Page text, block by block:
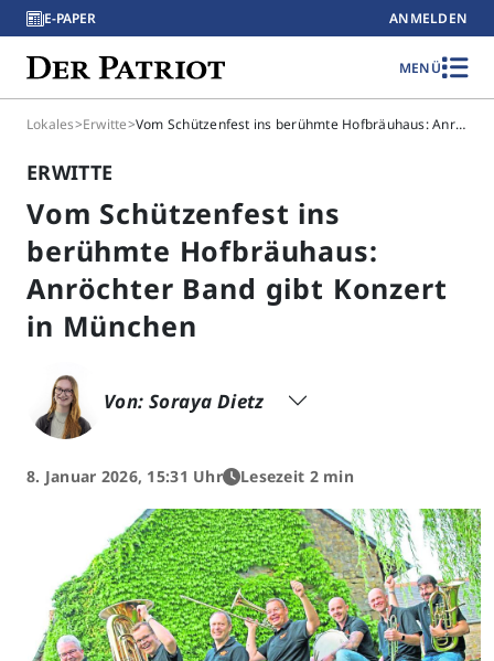
E-PAPER ANMELDEN
MENÜ
Lokales>Erwitte> Vom Schützenfest ins berühmte Hofbräuhaus: Anröchter Band gibt Konzert in München
ERWITTE
Vom Schützenfest ins
berühmte Hofbräuhaus:
Anröchter Band gibt Konzert
in München
Von: Soraya Dietz
8. Januar 2026, 15:31 Uhr Lesezeit 2 min